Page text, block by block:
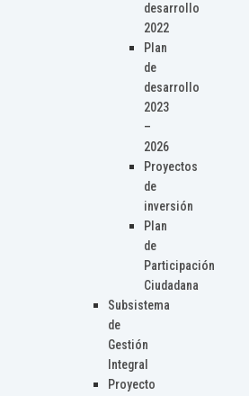
desarrollo
2022
Plan
de
desarrollo
2023
–
2026
Proyectos
de
inversión
Plan
de
Participación
Ciudadana
Subsistema
de
Gestión
Integral
Proyecto